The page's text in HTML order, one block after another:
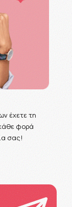
έχετε τη
φορά
σας!